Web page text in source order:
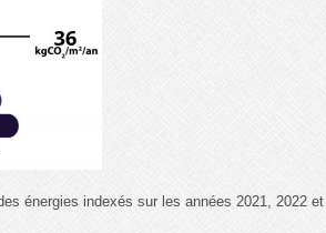
énergies indexés sur les années 2021, 2022